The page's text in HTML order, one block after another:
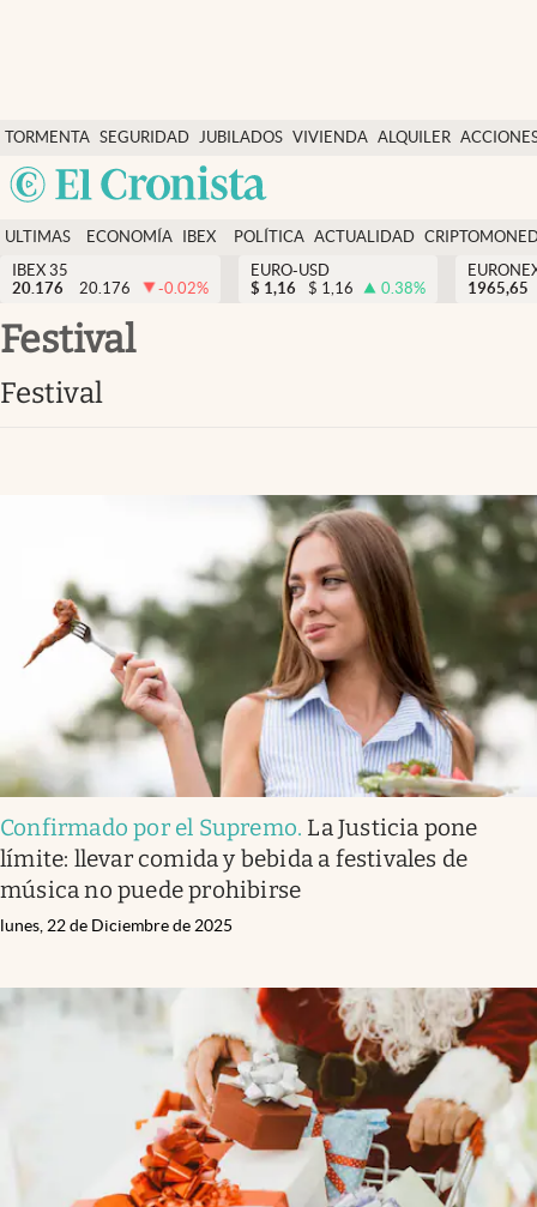
TORMENTA SEGURIDAD
SOCIAL
JUBILADOS VIVIENDA ALQUILER
USA
Economía y finanzas
Política
Actualidad
Criptomonedas
España
ULTIMAS
NOTICIAS
ECONOMÍA
FINANZAS
IBEX
EURO
POLÍTICA ACTUALIDAD
IBEX 35
20.176
20.176 -0.02%
EURO-USD
$ 1,16 $ 1,16 0.38%
1965,65
festival
festival
Confirmado por el Supremo. La Justicia pone
límite: llevar comida y bebida a festivales de
música no puede prohibirse
lunes, 22 de Diciembre de 2025